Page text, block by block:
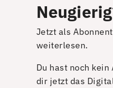
Jetzt als
weiterlesen.
Du hast noch kein
dir jetzt das